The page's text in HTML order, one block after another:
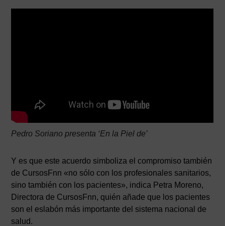
Pedro Soriano presenta ‘En la Piel de’
Y es que este acuerdo simboliza el compromiso también
de CursosFnn «no sólo con los profesionales sanitarios,
sino también con los pacientes», indica Petra Moreno,
Directora de CursosFnn, quién añade que los pacientes
son el eslabón más importante del sistema nacional de
salud.